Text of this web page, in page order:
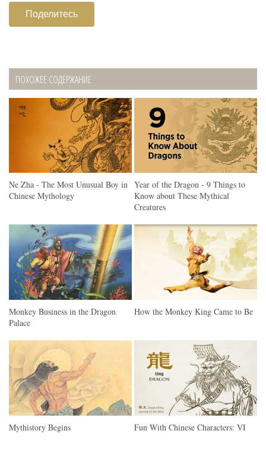
Поделитесь
ПОХОЖЕЕ СОДЕРЖАНИЕ
Ne Zha - The Most Unusual Boy in
Chinese Mythology
Year of the Dragon - 9 Things to
Know about These Mythical
Creatures
Monkey Business in the Dragon
Palace
How the Monkey King Came to Be
Mythistory Begins Fun With Chinese Characters: VI